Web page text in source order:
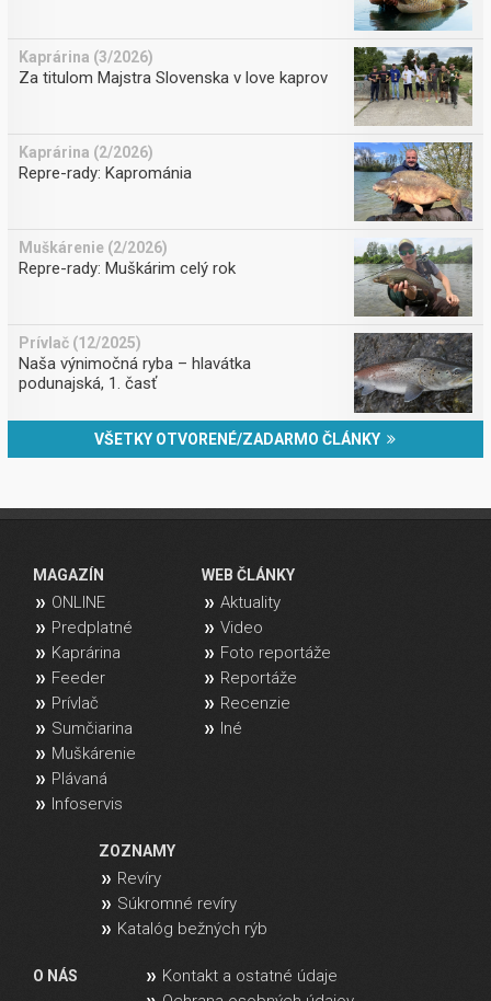
Kaprárina (3/2026)
Za titulom Majstra Slovenska v love kaprov
Kaprárina (2/2026)
Repre-rady: Kaprománia
Muškárenie (2/2026)
Repre-rady: Muškárim celý rok
Prívlač (12/2025)
Naša výnimočná ryba – hlavátka
podunajská, 1. časť
VŠETKY OTVORENÉ/ZADARMO ČLÁNKY
MAGAZÍN
ONLINE
Predplatné
Kaprárina
Feeder
Prívlač
Sumčiarina
Muškárenie
Plávaná
Infoservis
WEB ČLÁNKY
Aktuality
Video
Foto reportáže
Reportáže
Recenzie
Iné
ZOZNAMY
Revíry
Súkromné revíry
Katalóg bežných rýb
O NÁS
Kontakt a ostatné údaje